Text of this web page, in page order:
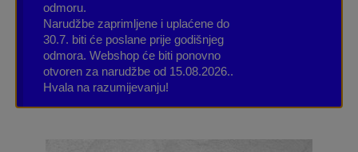
odmoru.
Narudžbe zaprimljene i uplaćene do
30.7. biti će poslane prije godišnjeg
odmora. Webshop će biti ponovno
otvoren za narudžbe od 15.08.2026..
Hvala na razumijevanju!